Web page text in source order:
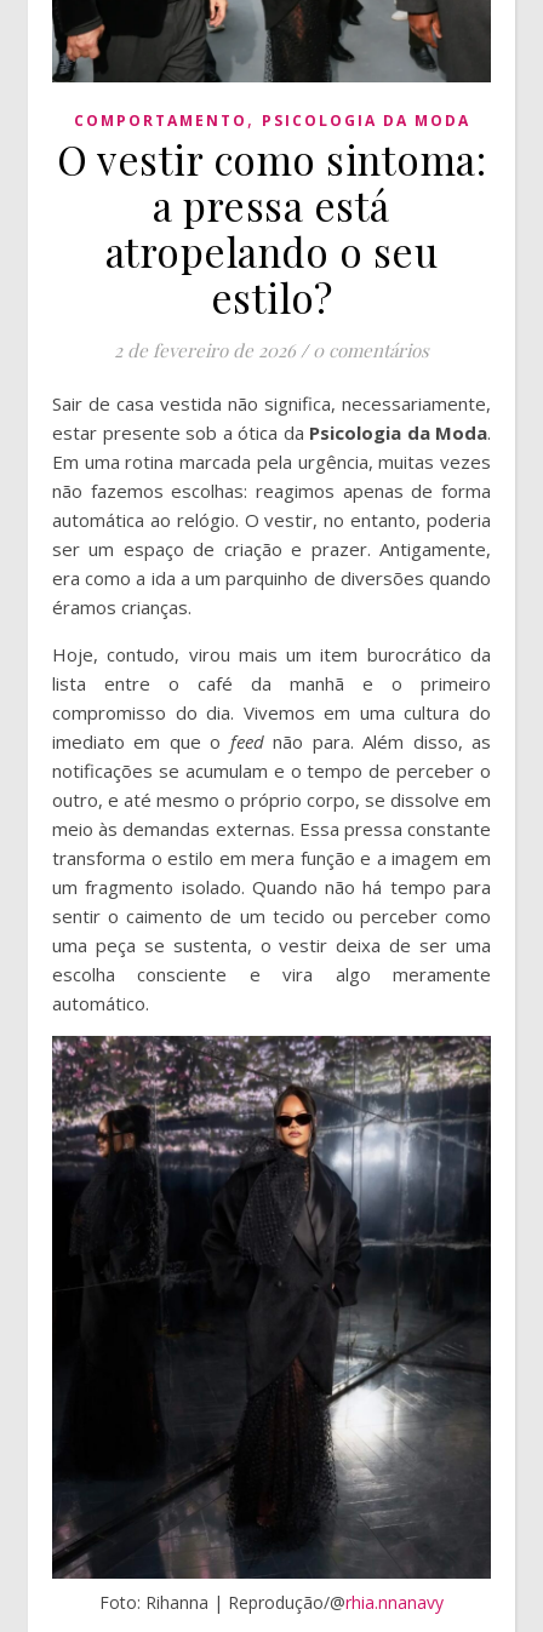
COMPORTAMENTO , PSICOLOGIA DA MODA
O vestir como sintoma:
a pressa está
atropelando o seu
estilo?
2 de fevereiro de 2026 / 0 comentários
Sair de casa vestida não significa, necessariamente,
estar presente sob a ótica da Psicologia da Moda.
Em uma rotina marcada pela urgência, muitas vezes
não fazemos escolhas: reagimos apenas de forma
automática ao relógio. O vestir, no entanto, poderia
ser um espaço de criação e prazer. Antigamente,
era como a ida a um parquinho de diversões quando
éramos crianças.
Hoje, contudo, virou mais um item burocrático da
lista entre o café da manhã e o primeiro
compromisso do dia. Vivemos em uma cultura do
imediato em que o feednão para. Além disso, as
notificações se acumulam e o tempo de perceber o
outro, e até mesmo o próprio corpo, se dissolve em
meio às demandas externas. Essa pressa constante
transforma o estilo em mera função e a imagem em
um fragmento isolado. Quando não há tempo para
sentir o caimento de um tecido ou perceber como
uma peça se sustenta, o vestir deixa de ser uma
escolha consciente e vira algo meramente
automático.
Foto: Rihanna | Reprodução/@rhia.nnanavy